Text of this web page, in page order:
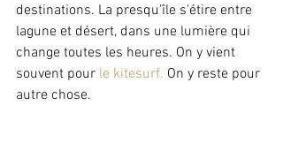
destinations. La presqu'île s'étire entre
lagune et désert, dans une lumière qui
change toutes les heures. On y vient
souvent pour le kitesurf. On y reste pour
autre chose.